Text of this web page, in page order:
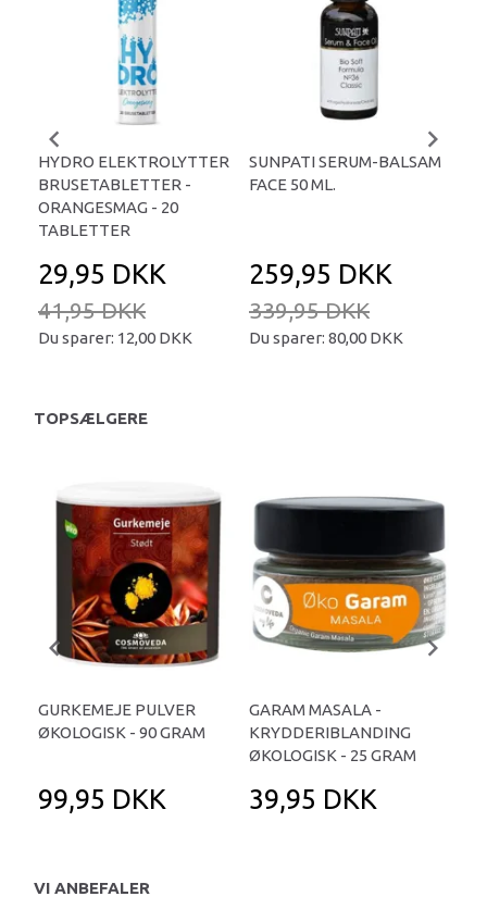
HYDRO ELEKTROLYTTER
BRUSETABLETTER -
ORANGESMAG - 20
TABLETTER
29,95 DKK
41,95 DKK
Du sparer: 12,00 DKK
SUNPATI SERUM-BALSAM
FACE 50 ML.
259,95 DKK
339,95 DKK
Du sparer: 80,00 DKK
TOPSÆLGERE
GURKEMEJE PULVER
ØKOLOGISK - 90 GRAM
99,95 DKK
GARAM MASALA -
KRYDDERIBLANDING
ØKOLOGISK - 25 GRAM
39,95 DKK
VI ANBEFALER